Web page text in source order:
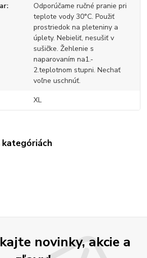
Odporúčame ručné pranie pri
teplote vody 30°C. Použiť
prostriedok na pleteniny a
úplety. Nebieliť, nesušiť v
sušičke. Žehlenie s
naparovaním na1.-
2.teplotnom stupni. Nechať
voľne uschnúť.
XL
novinky, akcie a